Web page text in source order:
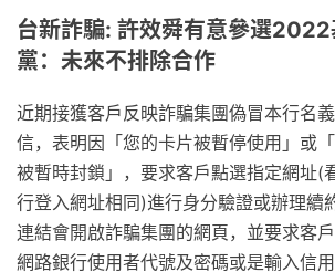
台新詐騙: 許效舜有意參選
黨：未來不排除合作
近期接獲客戶反映詐騙集團偽冒本行名
信，表明因「您的卡片被暫停使用」或
被暫時封鎖」，要求客戶點選指定網址(
行登入網址相同)進行身分驗證或辦理續
連結會開啟詐騙集團的網頁，並要求客戶
網路銀行使用者代號及密碼或是輸入信